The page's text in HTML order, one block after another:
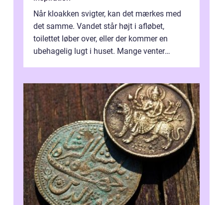
Når kloakken svigter, kan det mærkes med
det samme. Vandet står højt i afløbet,
toilettet løber over, eller der kommer en
ubehagelig lugt i huset. Mange venter